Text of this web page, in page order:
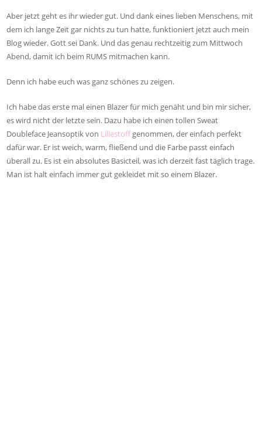
Aber jetzt geht es ihr wieder gut. Und dank eines lieben Menschens, mit
dem ich lange Zeit gar nichts zu tun hatte, funktioniert jetzt auch mein
Blog wieder. Gott sei Dank. Und das genau rechtzeitig zum Mittwoch
Abend, damit ich beim RUMS mitmachen kann.
Denn ich habe euch was ganz schönes zu zeigen.
Ich habe das erste mal einen Blazer für mich genäht und bin mir sicher,
es wird nicht der letzte sein. Dazu habe ich einen tollen Sweat
Doubleface Jeansoptik von Lillestoff genommen, der einfach perfekt
dafür war. Er ist weich, warm, fließend und die Farbe passt einfach
überall zu. Es ist ein absolutes Basicteil, was ich derzeit fast täglich trage.
Man ist halt einfach immer gut gekleidet mit so einem Blazer.